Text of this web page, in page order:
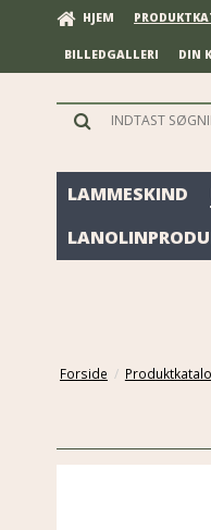
HJEM
BILLEDGALLERI DIN
LAMMESKIND
Forside /